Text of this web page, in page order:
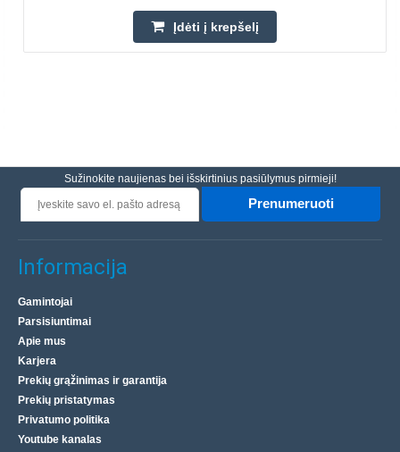
Įdėti į krepšelį
Sužinokite naujienas bei išskirtinius pasiūlymus pirmieji!
Prenumeruoti
Informacija
Gamintojai
Parsisiuntimai
Apie mus
Karjera
Prekių grąžinimas ir garantija
Prekių pristatymas
Privatumo politika
Youtube kanalas